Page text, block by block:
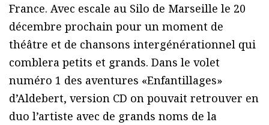
France. Avec escale au Silo de Marseille le 20
décembre prochain pour un moment de
théâtre et de chansons intergénérationnel qui
comblera petits et grands. Dans le volet
numéro 1 des aventures «Enfantillages»
d’Aldebert, version CD on pouvait retrouver en
duo l’artiste avec de grands noms de la